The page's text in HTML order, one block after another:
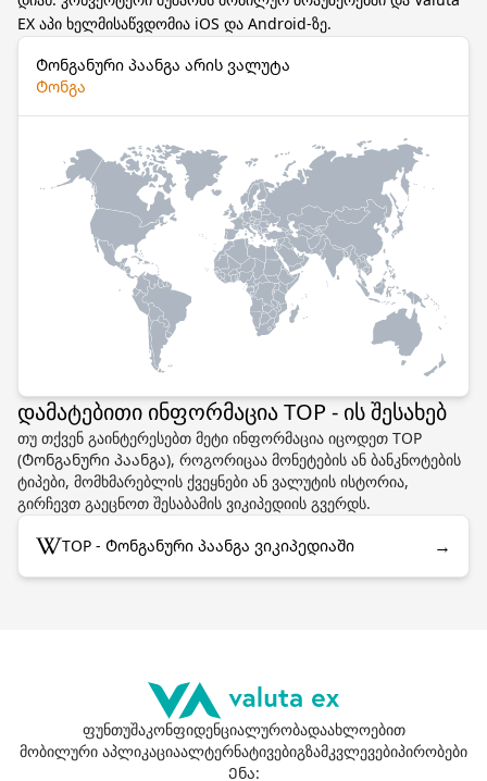
EX აპი ხელმისაწვდომია iOS და Android-ზე.
Ტონგანური პაანგა არის ვალუტა
Ტონგა
დამატებითი ინფორმაცია TOP - ის შესახებ
თუ თქვენ გაინტერესებთ მეტი ინფორმაცია იცოდეთ TOP
(Ტონგანური პაანგა), როგორიცაა მონეტების ან ბანკნოტების
ტიპები, მომხმარებლის ქვეყნები ან ვალუტის ისტორია,
გირჩევთ გაეცნოთ შესაბამის ვიკიპედიის გვერდს.
TOP - Ტონგანური პაანგა ვიკიპედიაში →
ფუნთუშაკონფიდენციალურობადაახლოებით
მობილური აპლიკაციაალტერნატივებიგზამკვლევებიპირობები
Ენა: